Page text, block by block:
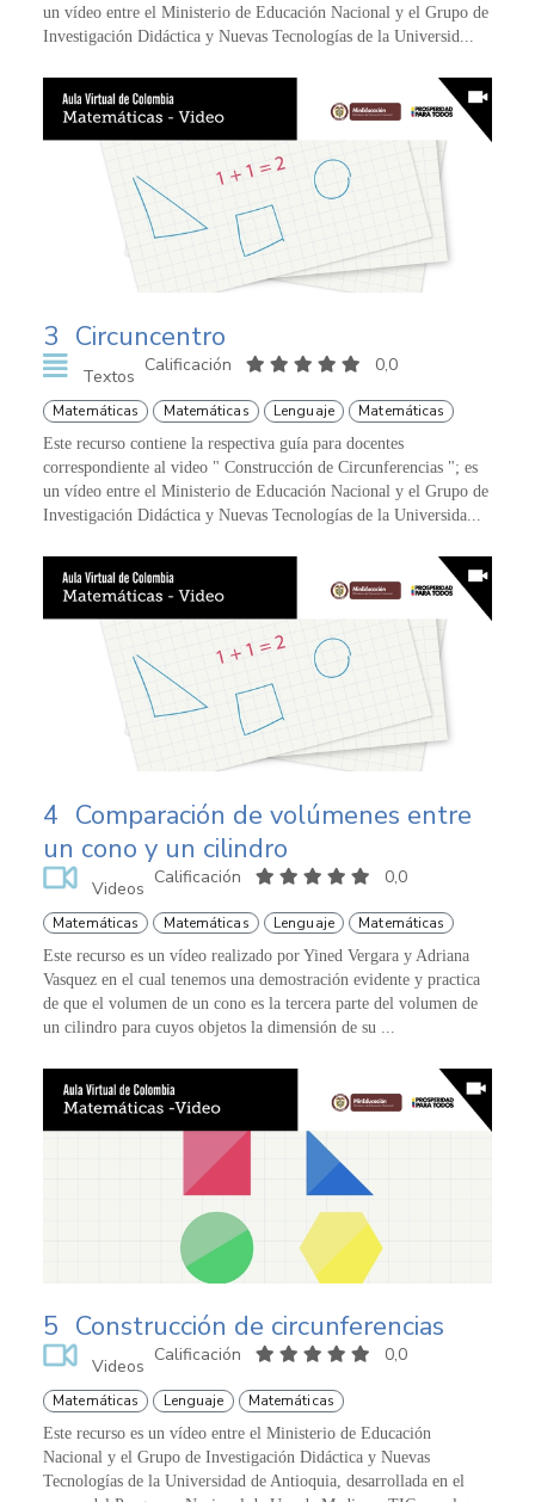
un vídeo entre el Ministerio de Educación Nacional y el Grupo de
Investigación Didáctica y Nuevas Tecnologías de la Universid...
3 Circuncentro
Textos
Calificación 0,0
Matemáticas Matemáticas Lenguaje Matemáticas
Este recurso contiene la respectiva guía para docentes
correspondiente al video " Construcción de Circunferencias "; es
un vídeo entre el Ministerio de Educación Nacional y el Grupo de
Investigación Didáctica y Nuevas Tecnologías de la Universida...
4 Comparación de volúmenes entre
un cono y un cilindro
Videos
Calificación 0,0
Matemáticas Matemáticas Lenguaje Matemáticas
Este recurso es un vídeo realizado por Yined Vergara y Adriana
Vasquez en el cual tenemos una demostración evidente y practica
de que el volumen de un cono es la tercera parte del volumen de
un cilindro para cuyos objetos la dimensión de su ...
5 Construcción de circunferencias
Videos
Calificación 0,0
Matemáticas Lenguaje Matemáticas
Este recurso es un vídeo entre el Ministerio de Educación
Nacional y el Grupo de Investigación Didáctica y Nuevas
Tecnologías de la Universidad de Antioquia, desarrollada en el